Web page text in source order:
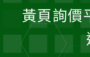
黃頁詢